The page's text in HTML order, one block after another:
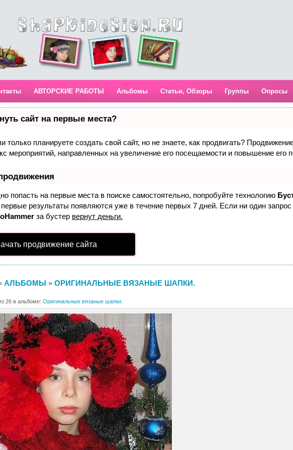
АВТОРСКИЕ РАБОТЫ Альбомы Статьи, Обзоры Группы Опросы
сайт на первые места?
только планируете создать свой сайт, но не знаете, как продвигать?
мероприятий, направленных на увеличение его посещаемости и повышение его
попасть на первые места в поиске самостоятельно, попробуйте технологию
первые результаты появляются уже в течение первых 7 дней. Если ни один
за бустер вернут деньги.
продвижение сайта
АЛЬБОМЫ » ОРИГИНАЛЬНЫЕ ВЯЗАНЫЕ ШАПКИ.
26 в альбоме: Оригинальные вязаные шапки.